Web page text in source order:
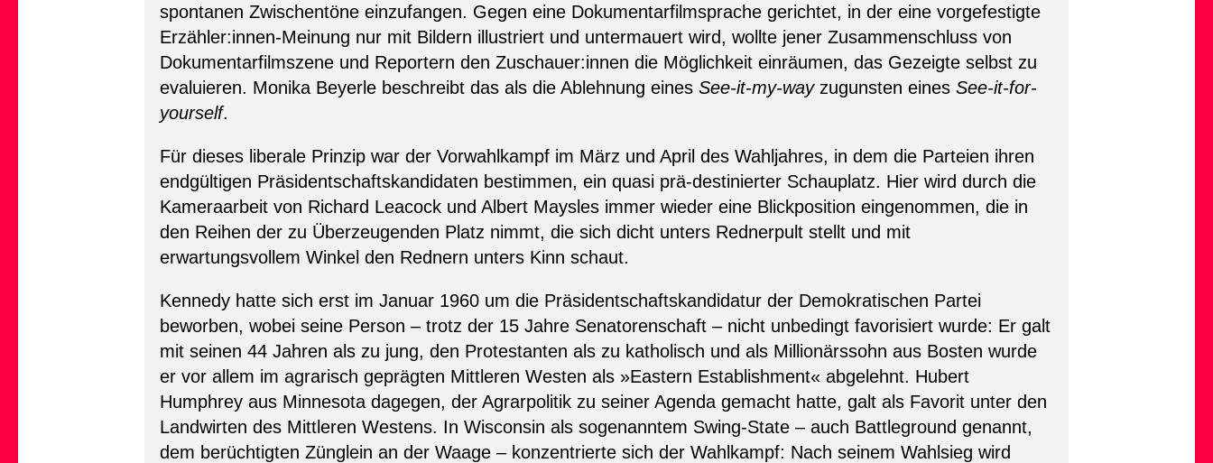
spontanen Zwischentöne einzufangen. Gegen eine Dokumentarfilmsprache gerichtet, in der eine vorgefestigte
Erzähler:innen-Meinung nur mit Bildern illustriert und untermauert wird, wollte jener Zusammenschluss von
Dokumentarfilmszene und Reportern den Zuschauer:innen die Möglichkeit einräumen, das Gezeigte selbst zu
evaluieren. Monika Beyerle beschreibt das als die Ablehnung eines See-it-my-wayzugunsten eines See-it-for-
yourself.
Für dieses liberale Prinzip war der Vorwahlkampf im März und April des Wahljahres, in dem die Parteien ihren
endgültigen Präsidentschaftskandidaten bestimmen, ein quasi prä-destinierter Schauplatz. Hier wird durch die
Kameraarbeit von Richard Leacock und Albert Maysles immer wieder eine Blickposition eingenommen, die in
den Reihen der zu Überzeugenden Platz nimmt, die sich dicht unters Rednerpult stellt und mit
erwartungsvollem Winkel den Rednern unters Kinn schaut.
Kennedy hatte sich erst im Januar 1960 um die Präsidentschaftskandidatur der Demokratischen Partei
beworben, wobei seine Person – trotz der 15 Jahre Senatorenschaft – nicht unbedingt favorisiert wurde: Er galt
mit seinen 44 Jahren als zu jung, den Protestanten als zu katholisch und als Millionärssohn aus Bosten wurde
er vor allem im agrarisch geprägten Mittleren Westen als »Eastern Establishment« abgelehnt. Hubert
Humphrey aus Minnesota dagegen, der Agrarpolitik zu seiner Agenda gemacht hatte, galt als Favorit unter den
Landwirten des Mittleren Westens. In Wisconsin als sogenanntem Swing-State – auch Battleground genannt,
dem berüchtigten Zünglein an der Waage – konzentrierte sich der Wahlkampf: Nach seinem Wahlsieg wird